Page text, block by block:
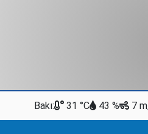
Bakı: 31 °C 43 % 7